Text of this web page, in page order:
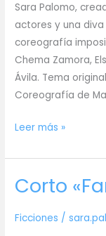
Sara Palomo,
actores y una
coreografía
Chema Zamora,
Ávila. Tema
Coreografía de
Corto
Leer más »
Corto
Ficciones /